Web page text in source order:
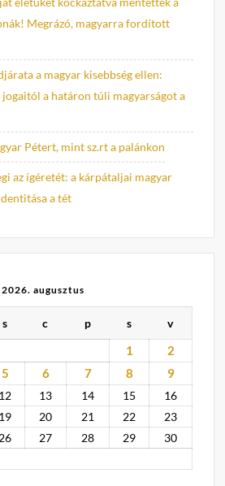
Megrázó, magyarra fordított
a magyar kisebbség ellen:
a határon túli magyarságot a
Pétert, mint sz.rt a palánkon
az ígéretét: a kárpátaljai magyar
a tét
2026. augusztus
s c p s v
1
2
5 6 7 8 9
12 13 14 15
16
19 20 21 22
23
27 28 29
30